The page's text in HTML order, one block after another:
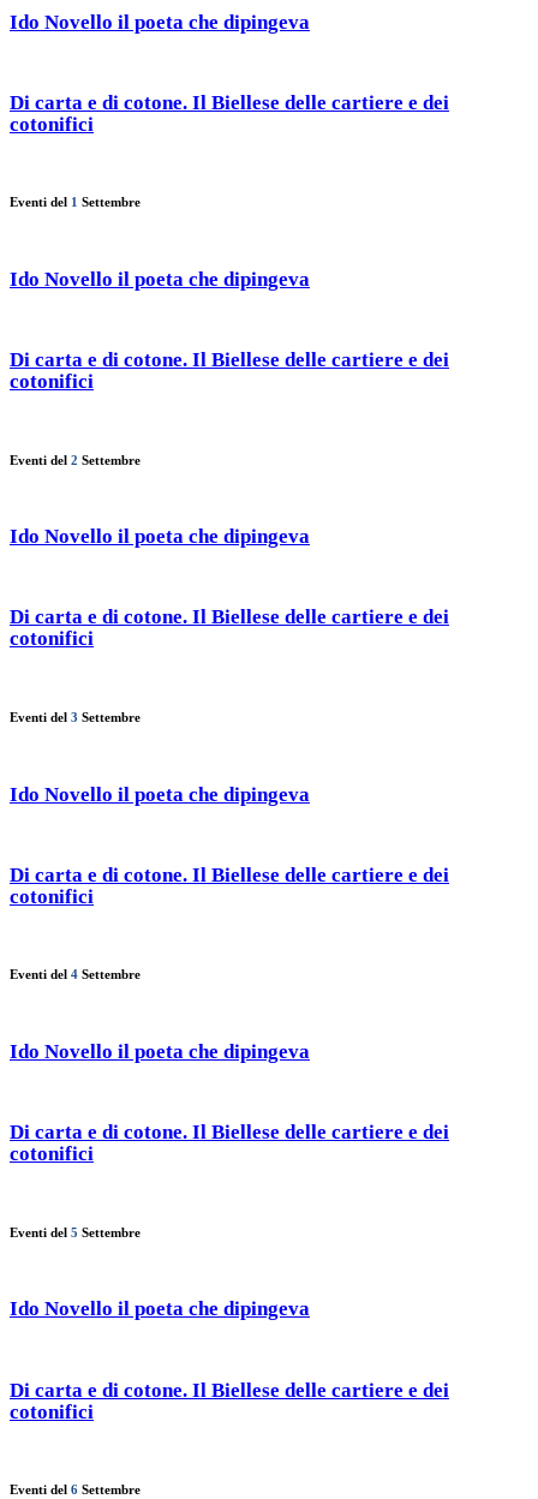
Ido Novello il poeta che dipingeva
Di carta e di cotone. Il Biellese delle cartiere e dei
cotonifici
Eventi del 1 Settembre
Ido Novello il poeta che dipingeva
Di carta e di cotone. Il Biellese delle cartiere e dei
cotonifici
Eventi del 2 Settembre
Ido Novello il poeta che dipingeva
Di carta e di cotone. Il Biellese delle cartiere e dei
cotonifici
Eventi del 3 Settembre
Ido Novello il poeta che dipingeva
Di carta e di cotone. Il Biellese delle cartiere e dei
cotonifici
Eventi del 4 Settembre
Ido Novello il poeta che dipingeva
Di carta e di cotone. Il Biellese delle cartiere e dei
cotonifici
Eventi del 5 Settembre
Ido Novello il poeta che dipingeva
Di carta e di cotone. Il Biellese delle cartiere e dei
cotonifici
Eventi del 6 Settembre